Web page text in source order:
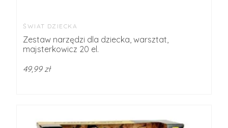
ŚWIAT DZIECKA
Zestaw narzędzi dla dziecka, warsztat,
majsterkowicz 20 el.
49,99 zł